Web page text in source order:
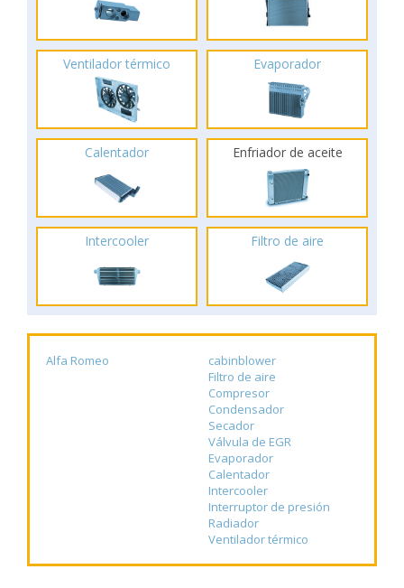
Ventilador térmico Evaporador
Calentador Enfriador de aceite
Intercooler Filtro de aire
Alfa Romeo
cabinblower
Filtro de aire
Compresor
Condensador
Secador
Válvula de EGR
Evaporador
Calentador
Intercooler
Interruptor de presión
Radiador
Ventilador térmico